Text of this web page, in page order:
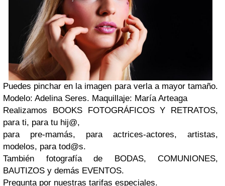
Puedes pinchar en la imagen para verla a mayor tamaño.
Modelo: Adelina Seres. Maquillaje: María Arteaga
Realizamos BOOKS FOTOGRÁFICOS Y RETRATOS,
para ti, para tu hij@,
para pre-mamás, para actrices-actores, artistas,
modelos, para tod@s.
También fotografía de BODAS, COMUNIONES,
BAUTIZOS y demás EVENTOS.
Pregunta por nuestras tarifas especiales.